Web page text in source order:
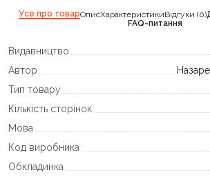
Усе про товарОписХарактеристикиВідгуки (0)
FAQ-питання
Видавництво
Автор
Тип товару
Кількість сторінок
Мова
Код виробника
Обкладинка